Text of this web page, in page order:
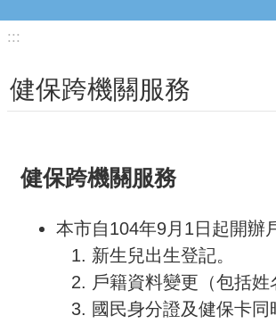
:::
健保跨機關服務
健保跨機關服務
本市自104年9月1日起開辦
新生兒出生登記。
戶籍資料變更（包括
國民身分證及健保卡同